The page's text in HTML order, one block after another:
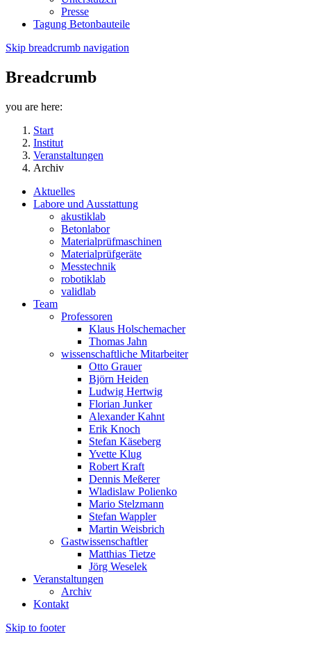
Presse
Tagung Betonbauteile
Skip breadcrumb navigation
Breadcrumb
you are here:
Start
Institut
Veranstaltungen
Archiv
Aktuelles
Labore und Ausstattung
akustiklab
Betonlabor
Materialprüfmaschinen
Materialprüfgeräte
Messtechnik
robotiklab
validlab
Team
Professoren
Klaus Holschemacher
Thomas Jahn
wissenschaftliche Mitarbeiter
Otto Grauer
Björn Heiden
Ludwig Hertwig
Florian Junker
Alexander Kahnt
Erik Knoch
Stefan Käseberg
Yvette Klug
Robert Kraft
Dennis Meßerer
Wladislaw Polienko
Mario Stelzmann
Stefan Wappler
Martin Weisbrich
Gastwissenschaftler
Matthias Tietze
Jörg Weselek
Veranstaltungen
Archiv
Kontakt
Skip to footer